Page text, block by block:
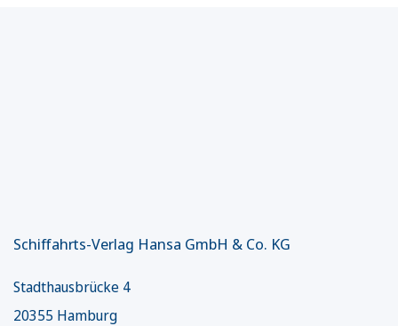
Schiffahrts-Verlag Hansa GmbH & Co. KG
Stadthausbrücke 4
20355 Hamburg